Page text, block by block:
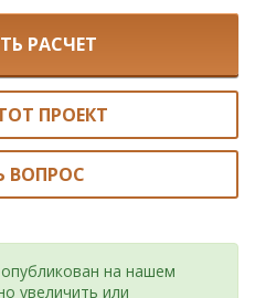
РАСЧЕТ
ПРОЕКТ
ВОПРОС
на нашем
увеличить или